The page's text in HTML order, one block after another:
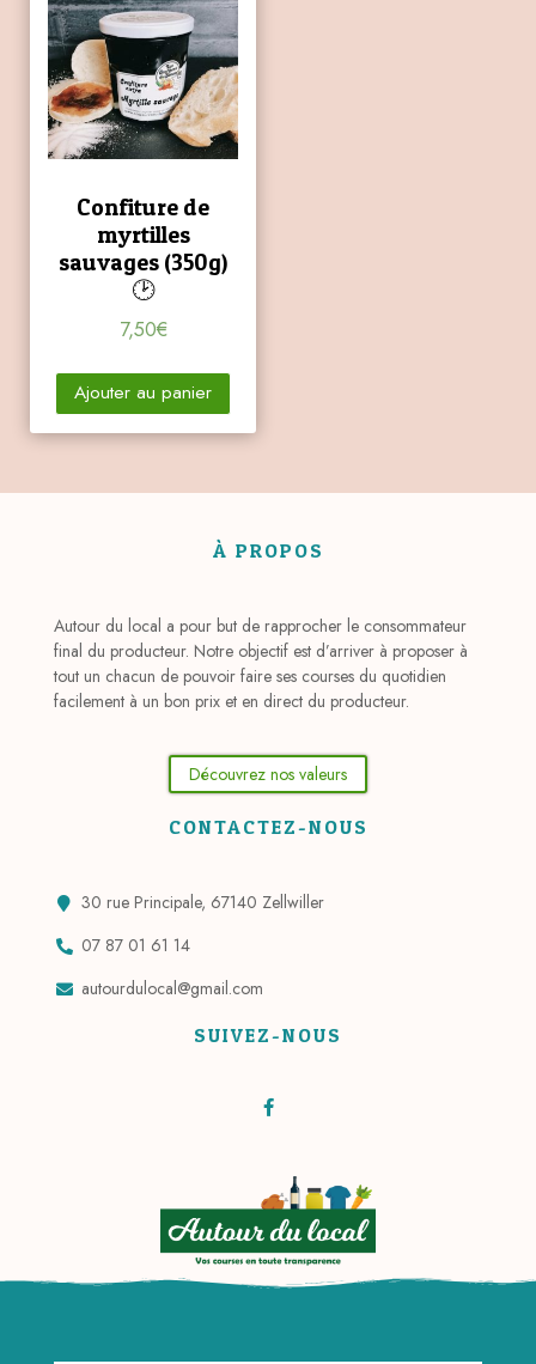
Confiture de
myrtilles
sauvages (350g)
🕑
7,50€
Ajouter au panier
À PROPOS
Autour du local a pour but de rapprocher le consommateur
final du producteur. Notre objectif est d’arriver à proposer à
tout un chacun de pouvoir faire ses courses du quotidien
facilement à un bon prix et en direct du producteur.
Découvrez nos valeurs
CONTACTEZ-NOUS
30 rue Principale, 67140 Zellwiller
07 87 01 61 14
autourdulocal@gmail.com
SUIVEZ-NOUS